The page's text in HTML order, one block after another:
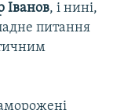
Іванов, і нині,
питання